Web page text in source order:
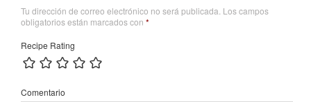
Tu dirección de correo electrónico no será publicada. Los campos
obligatorios están marcados con *
Recipe Rating
Comentario